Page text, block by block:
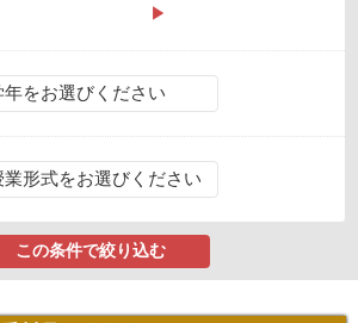
この条件で絞り込む